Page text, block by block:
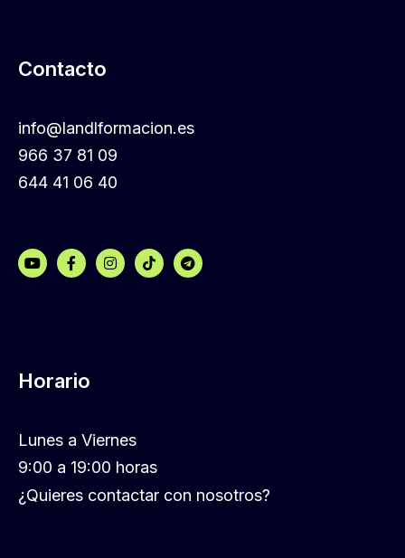
Contacto
info@landlformacion.es
966 37 81 09
644 41 06 40
Horario
Lunes a Viernes
9:00 a 19:00 horas
¿Quieres contactar con nosotros?